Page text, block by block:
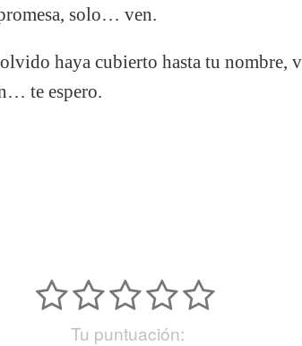
solo… ven.
haya cubierto hasta tu nombre,
te espero.
Tu puntuación: